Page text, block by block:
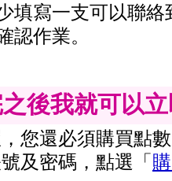
填寫一支可以聯
認作業。
後我就可以
您還必須購買點
及密碼，點選「